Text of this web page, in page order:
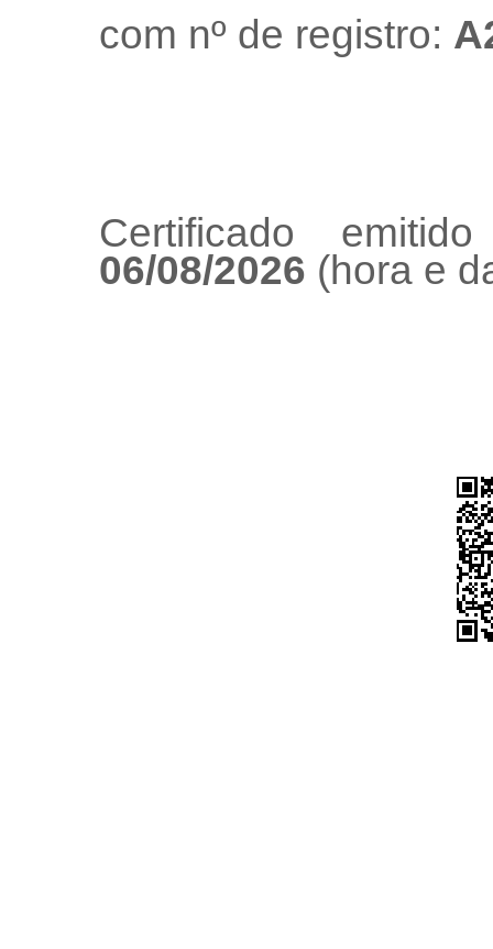
com nº de registro:
Certificado
06/08/2026 (hora e